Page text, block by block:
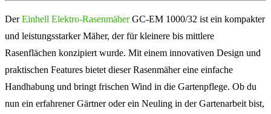
DerEinhell Elektro-RasenmäherGC-EM 1000/32 ist ein kompakter
und leistungsstarker Mäher, der für kleinere bis mittlere
Rasenflächen konzipiert wurde. Mit einem innovativen Design und
praktischen Features bietet dieser Rasenmäher eine einfache
Handhabung und bringt frischen Wind in die Gartenpflege. Ob du
nun ein erfahrener Gärtner oder ein Neuling in der Gartenarbeit bist,